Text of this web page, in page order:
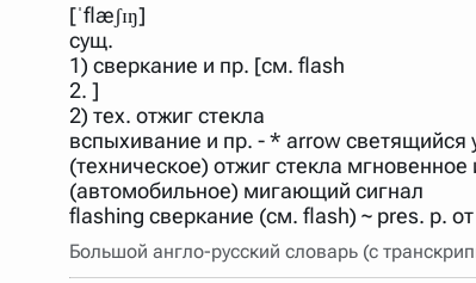
В сложных запросах тоже могут
словом "***м***ов", далее через пробел "поэт".
Порядок словарей можно изменять,
[ˈflæʃɪŋ]
сущ.
1) сверкание и пр. [см. flash
2. ]
2) тех. отжиг стекла
вспыхивание и пр. - * arrow
(техническое) отжиг стекла
(автомобильное) мигающий сигнал
flashing сверкание (см. flash) ~ pres. p.
Большой англо-русский словарь (с